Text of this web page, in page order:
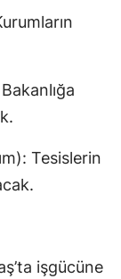
Tesislerin
işgücüne